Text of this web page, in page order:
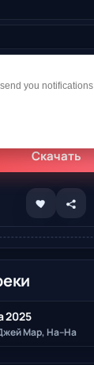
Скачать
2025
Мар, На–На
you notifications